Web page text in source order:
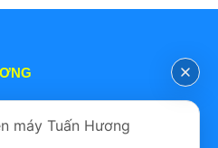
Hà Nội
máy Tuấn Hương